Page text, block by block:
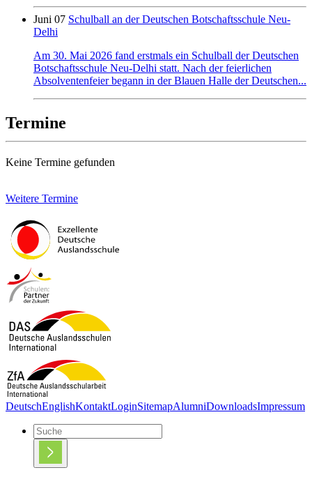
Juni 07 Schulball an der Deutschen Botschaftsschule Neu-
Delhi
Am 30. Mai 2026 fand erstmals ein Schulball der Deutschen
Botschaftsschule Neu-Delhi statt. Nach der feierlichen
Absolventenfeier begann in der Blauen Halle der Deutschen...
Termine
Keine Termine gefunden
Weitere Termine
DeutschEnglishKontaktLoginSitemapAlumniDownloadsImpressum